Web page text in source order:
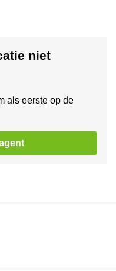
niet
als eerste op de